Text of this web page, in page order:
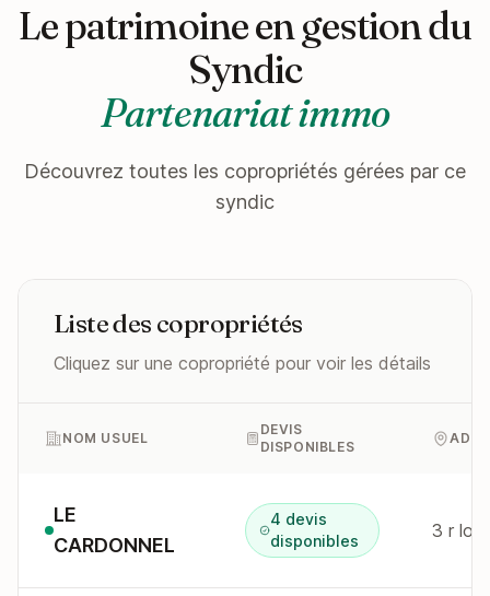
Le patrimoine en gestion du
Syndic
Partenariat immo
Découvrez toutes les copropriétés gérées par ce
syndic
Liste des copropriétés
Cliquez sur une copropriété pour voir les détails
NOM USUEL
DEVIS
DISPONIBLES
LE
CARDONNEL
4 devis
disponibles
3 r